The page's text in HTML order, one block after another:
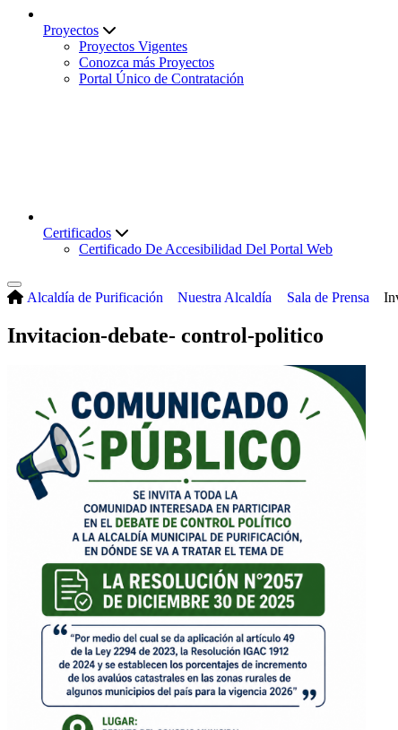
Proyectos
Proyectos Vigentes
Conozca más Proyectos
Portal Único de Contratación
Certificados
Certificado De Accesibilidad Del Portal Web
Alcaldía de Purificación Nuestra Alcaldía Sala de Prensa
Invitacion-debate- control-politico